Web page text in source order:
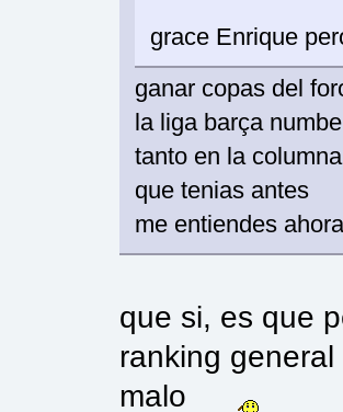
grace Enrique
ganar copas del
la liga barça
tanto en la
que tenias antes
me entiendes
que si, es que
ranking
malo